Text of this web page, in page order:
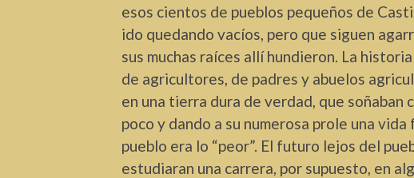
esos cientos de pueblos pequeños de
ido quedando vacíos, pero que siguen
sus muchas raíces allí hundieron. La
de agricultores, de padres y abuelos
en una tierra dura de verdad, que soñaban
poco y dando a su numerosa prole una
pueblo era lo “peor”. El futuro lejos del
estudiaran una carrera, por supuesto, en